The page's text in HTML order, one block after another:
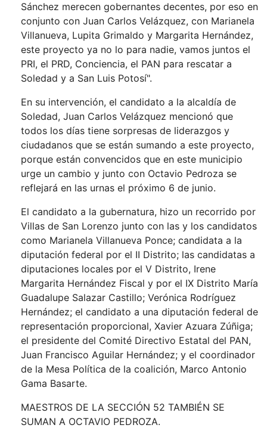
Sánchez merecen gobernantes decentes, por eso en
conjunto con Juan Carlos Velázquez, con Marianela
Villanueva, Lupita Grimaldo y Margarita Hernández,
este proyecto ya no lo para nadie, vamos juntos el
PRI, el PRD, Conciencia, el PAN para rescatar a
Soledad y a San Luis Potosí".
En su intervención, el candidato a la alcaldía de
Soledad, Juan Carlos Velázquez mencionó que
todos los días tiene sorpresas de liderazgos y
ciudadanos que se están sumando a este proyecto,
porque están convencidos que en este municipio
urge un cambio y junto con Octavio Pedroza se
reflejará en las urnas el próximo 6 de junio.
El candidato a la gubernatura, hizo un recorrido por
Villas de San Lorenzo junto con las y los candidatos
como Marianela Villanueva Ponce; candidata a la
diputación federal por el II Distrito; las candidatas a
diputaciones locales por el V Distrito, Irene
Margarita Hernández Fiscal y por el IX Distrito María
Guadalupe Salazar Castillo; Verónica Rodríguez
Hernández; el candidato a una diputación federal de
representación proporcional, Xavier Azuara Zúñiga;
el presidente del Comité Directivo Estatal del PAN,
Juan Francisco Aguilar Hernández; y el coordinador
de la Mesa Política de la coalición, Marco Antonio
Gama Basarte.
MAESTROS DE LA SECCIÓN 52 TAMBIÉN SE
SUMAN A OCTAVIO PEDROZA.